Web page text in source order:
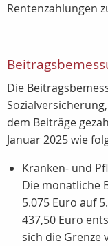
Rentenzahlungen
Die
dem Beiträge
Januar 2025 wie
Kranken- und
Die monatliche
5.075 Euro auf
437,50 Euro
sich die Grenze